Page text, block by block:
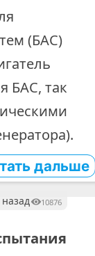
(БАС)
БАС, так
дальше
10876